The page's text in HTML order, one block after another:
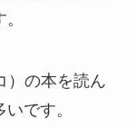
）の本を読ん
です。